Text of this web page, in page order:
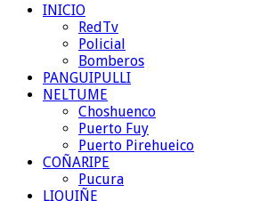
INICIO
RedTv
Policial
Bomberos
PANGUIPULLI
NELTUME
Choshuenco
Puerto Fuy
Puerto Pirehueico
COÑARIPE
Pucura
LIQUIÑE